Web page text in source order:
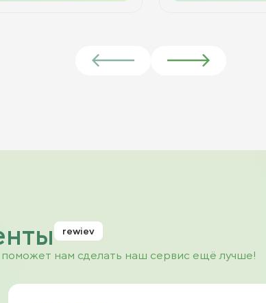
rewiev
нам сделать наш сервис ещё лучше!